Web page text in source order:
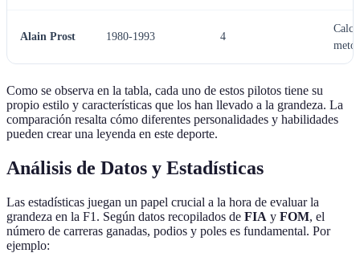
Alain Prost 1980-1993 4
Como se observa en la tabla, cada uno de estos pilotos tiene su
propio estilo y características que los han llevado a la grandeza. La
comparación resalta cómo diferentes personalidades y habilidades
pueden crear una leyenda en este deporte.
Análisis de Datos y Estadísticas
Las estadísticas juegan un papel crucial a la hora de evaluar la
grandeza en la F1. Según datos recopilados de FIA y FOM, el
número de carreras ganadas, podios y poles es fundamental. Por
ejemplo: